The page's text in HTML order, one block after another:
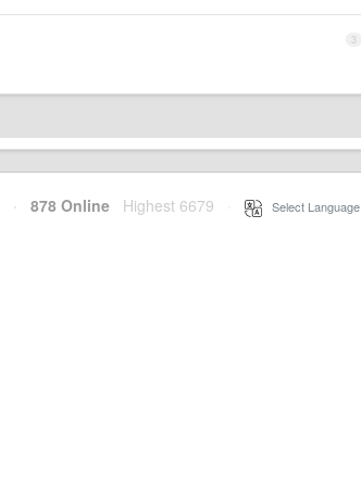
3
· 878 Online Highest 6679 Select Language